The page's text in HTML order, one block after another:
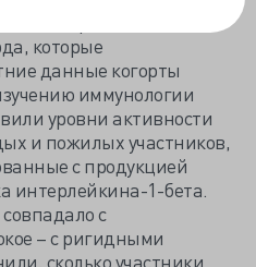
Бордо и
которые
данные когорты
иммунологии
уровни активности
и пожилых участников,
с продукцией
интерлейкина-1-бета.
с
– с ригидными
сколько участники